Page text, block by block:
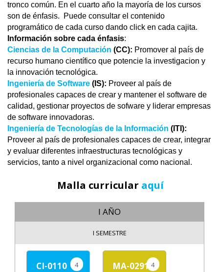
tronco común. En el cuarto año la mayoría de los cursos
son de énfasis. Puede consultar el contenido
programático de cada curso dando click en cada cajita.
Información sobre cada énfasis:
Ciencias de la Computación (CC): Promover al país de
recurso humano científico que potencie la investigacion y
la innovación tecnológica.
Ingeniería de Software (IS): Proveer al país de
profesionales capaces de crear y mantener el software de
calidad, gestionar proyectos de sofware y liderar empresas
de software innovadoras.
Ingeniería de Tecnologías de la Información (ITI):
Proveer al país de profesionales capaces de crear, integrar
y evaluar diferentes infraestructuras tecnológicas y
servicios, tanto a nivel organizacional como nacional.
Malla curricular aquí
I AÑO
I SEMESTRE
CI-0110 4 MA-0291 4